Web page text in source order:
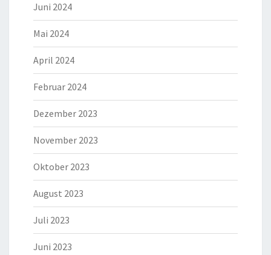
Juni 2024
Mai 2024
April 2024
Februar 2024
Dezember 2023
November 2023
Oktober 2023
August 2023
Juli 2023
Juni 2023